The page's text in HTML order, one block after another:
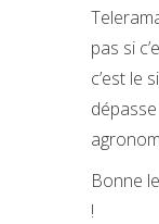
pas si
c’est le
Bonne
!